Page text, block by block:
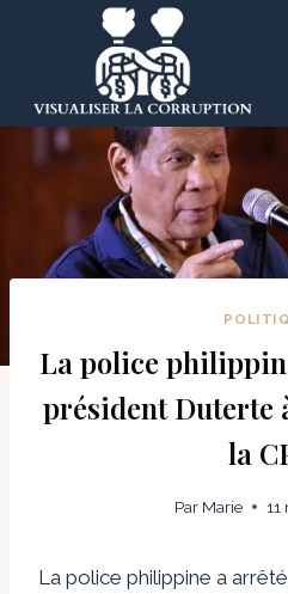
La police
président Duterte
la
Par Marie 11
La police philippine a